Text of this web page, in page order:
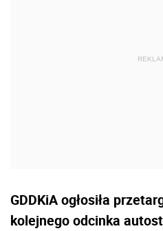
GDDKiA ogłosiła
kolejnego odcinka